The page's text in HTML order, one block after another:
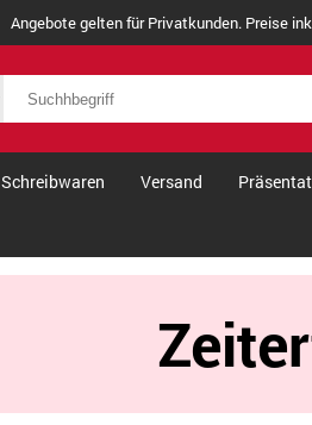
Angebote gelten für Privatkunden. Preise
Schreibwaren Versand